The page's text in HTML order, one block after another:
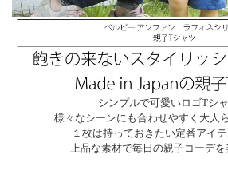
シンプルで可愛いロゴTシャ
様々なシーンにも合わせやすく大人
１枚は持っておきたい定番アイ
上品な素材で毎日の親子コーデを